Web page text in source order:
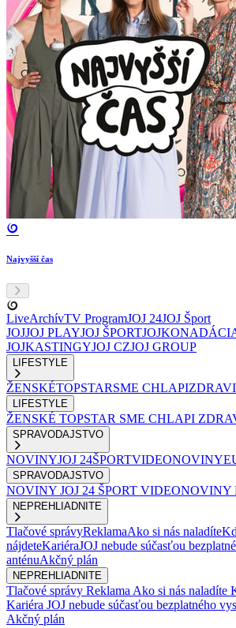
Najvyšší čas
LiveArchívTV ProgramJOJ 24JOJ Šport
JOJJOJ PLAYJOJ ŠPORTJOJKO
JOJKASTINGYJOJ CZJOJ GROUP
LIFESTYLE
ŽENSKÉTOPSTARSME CHLAPI
LIFESTYLE
ŽENSKÉ TOPSTAR SME CHLAPI
SPRAVODAJSTVO
NOVINYJOJ 24ŠPORTVIDEONOVINY
SPRAVODAJSTVO
NOVINY JOJ 24 ŠPORT VIDEONOVINY
NEPREHLIADNITE
Tlačové správyReklamaAko si nás naladíte
nájdeteKariéraJOJ nebude súčasťou
anténuAkčný plán
NEPREHLIADNITE
Tlačové správy Reklama Ako si nás naladíte
Kariéra JOJ nebude súčasťou bezplatného
Akčný plán